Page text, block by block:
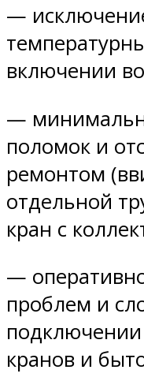
—
включении
—
поломок и
ремонтом
отдельной
кран с
—
проблем и
кранов и